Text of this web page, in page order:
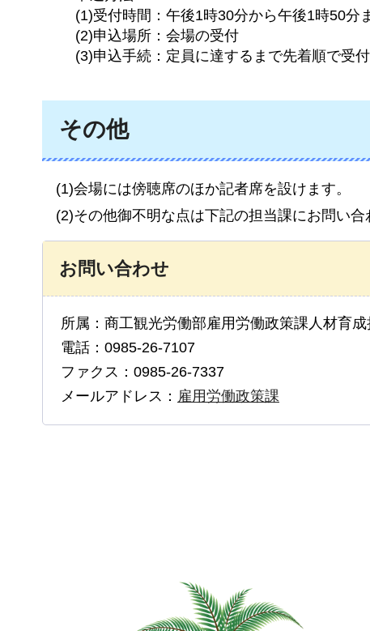
(1)受付時間：午後1時30分から午後1時50分
(2)申込場所：会場の受付
(3)申込手続：定員に達するまで先着順で受付
その他
(1)会場には傍聴席のほか記者席を設けます。
(2)その他御不明な点は下記の担当課にお問い合
お問い合わせ
所属：商工観光労働部雇用労働政策課人材育
電話：0985-26-7107
ファクス：0985-26-7337
メールアドレス： 雇用労働政策課